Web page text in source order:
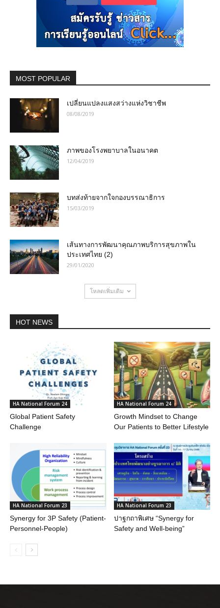
MOST POPULAR
เปลี่ยนแปลงแสงสว่างแห่งวิชาชีพ
08/08/2019
ภาพของโรงพยาบาลในอนาคต
12/04/2019
บทส่งท้ายจากใจกองบรรณาธิการ
15/03/2019
เส้นทางการพัฒนาคุณภาพบริการสุขภาพใน
ประเทศไทย (2)
29/01/2020
โหลดเพิ่มเติม
HOT NEWS
HA National Forum 24
Global Patient Safety
Challenge
HA National Forum 24
Growth Mindset to Change
Our Patients to Better Lifestyle
HA National Forum 23
Synergy for 3P Safety (Patient-
Personnel-People)
HA National Forum 23
ปาฐกถาพิเศษ “Synergy for
Safety and Well-being”